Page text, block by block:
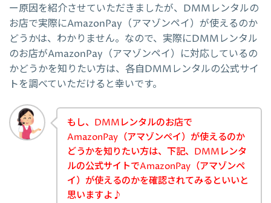
ー原因を紹介させていただきましたが、DMMレンタルの
お店で実際にAmazonPay（アマゾンペイ）が使えるのか
どうかは、わかりません。なので、実際にDMMレンタル
のお店がAmazonPay（アマゾンペイ）に対応しているの
かどうかを知りたい方は、各自DMMレンタルの公式サイ
トを調べていただけると幸いです。
もし、DMMレンタルのお店で
AmazonPay（アマゾンペイ）が使えるのか
どうかを知りたい方は、下記、DMMレンタ
ルの公式サイトでAmazonPay（アマゾンペ
イ）が使えるのかを確認されてみるといいと
思いますよ♪